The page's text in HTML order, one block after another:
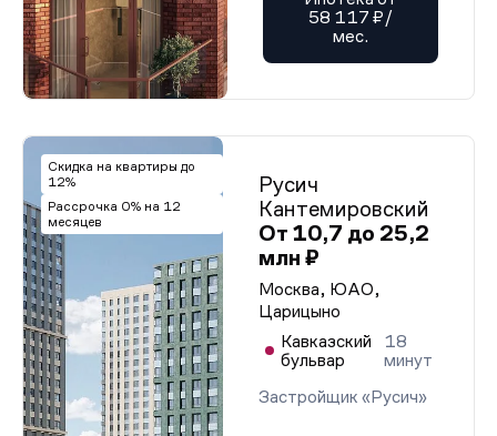
58 117 ₽/
мес.
Скидка на квартиры до
12%
Рассрочка 0% на 12
месяцев
Русич
Кантемировский
От 10,7 до 25,2
млн ₽
Москва, ЮАО,
Царицыно
Кавказский
бульвар
18
минут
Застройщик «Русич»